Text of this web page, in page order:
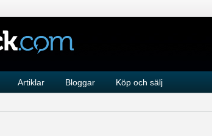
Artiklar Bloggar Köp och sälj